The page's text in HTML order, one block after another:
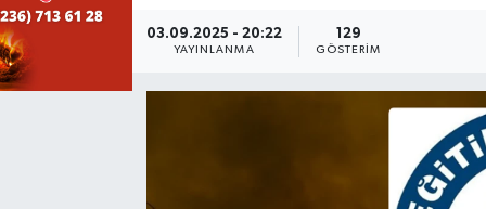
03.09.2025 - 20:22
YAYINLANMA
129
GÖSTERIM
GÖLMARMARA
GÖRDES
ŞEHZADELER
SELENDİ
TURGUTLU
BİLİM VE TEKNOLOJİ
MANİSA'NIN YÖRESEL LEZZETLERİ